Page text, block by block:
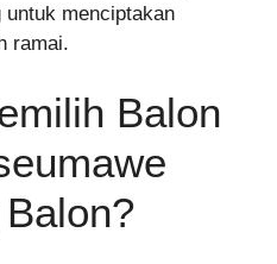
untuk menciptakan
ramai.
Balon